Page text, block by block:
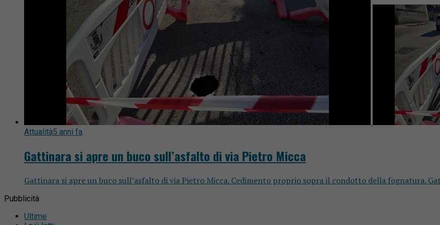
Attualità5 anni fa
Gattinara si apre un buco sull’asfalto di via Pietro Micca
Gattinara si apre un buco sull’asfalto di via Pietro Micca. Cedimento proprio sopra il condotto della fognatura.
Pubblicità
Ultime